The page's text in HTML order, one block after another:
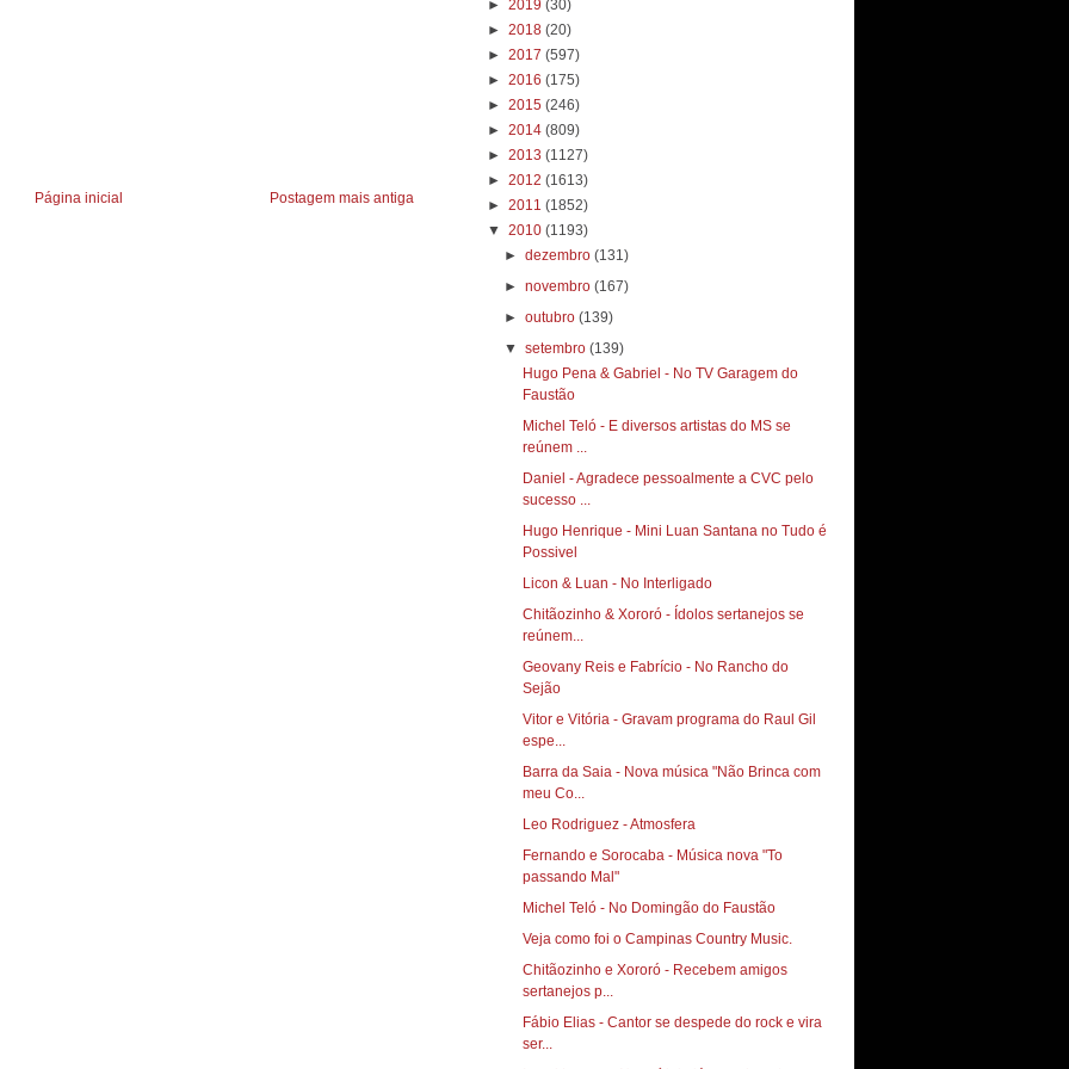
Postagem mais antiga
Página inicial
► 2019 (30)
► 2018 (20)
► 2017 (597)
► 2016 (175)
► 2015 (246)
► 2014 (809)
► 2013 (1127)
► 2012 (1613)
► 2011 (1852)
▼ 2010 (1193)
►dezembro(131)
►novembro(167)
►outubro(139)
▼setembro(139)
Hugo Pena & Gabriel - No TV Garagem do
Faustão
Michel Teló - E diversos artistas do MS se
reúnem ...
Daniel - Agradece pessoalmente a CVC pelo
sucesso ...
Hugo Henrique - Mini Luan Santana no Tudo é
Possivel
Licon & Luan - No Interligado
Chitãozinho & Xororó - Ídolos sertanejos se
reúnem...
Geovany Reis e Fabrício - No Rancho do
Sejão
Vitor e Vitória - Gravam programa do Raul Gil
espe...
Barra da Saia - Nova música "Não Brinca com
meu Co...
Leo Rodriguez - Atmosfera
Fernando e Sorocaba - Música nova "To
passando Mal"
Michel Teló - No Domingão do Faustão
Veja como foi o Campinas Country Music.
Chitãozinho e Xororó - Recebem amigos
sertanejos p...
Fábio Elias - Cantor se despede do rock e vira
ser...